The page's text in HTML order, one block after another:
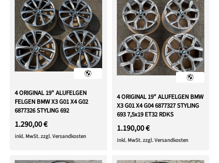
4 ORIGINAL 19" ALUFELGEN
FELGEN BMW X3 G01 X4 G02
6877326 STYLING 692
1.290,00 €
inkl. MwSt. zzgl. Versandkosten
4 ORIGINAL 19" ALUFELGEN BMW
X3 G01 X4 G04 6877327 STYLING
693 7,5x19 ET32 RDKS
1.190,00 €
inkl. MwSt. zzgl. Versandkosten